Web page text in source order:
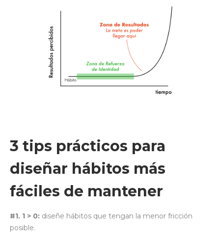
3 tips prácticos para
diseñar hábitos más
fáciles de mantener
#1. 1 > 0: diseñe hábitos que tengan la menor fricción
posible.